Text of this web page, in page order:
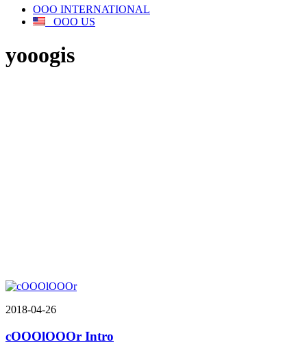
OOO INTERNATIONAL
OOO US
yooogis
2018-04-26
cOOOlOOOr Intro